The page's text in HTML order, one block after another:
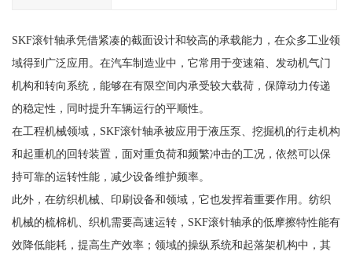
SKF滚针轴承凭借紧凑的截面设计和较高的承载能力，在众多工业领
域得到广泛应用。在汽车制造业中，它常用于变速箱、发动机气门
机构和转向系统，能够在有限空间内承受较大载荷，保障动力传递
的稳定性，同时提升车辆运行的平顺性。
在工程机械领域，SKF滚针轴承被应用于液压泵、挖掘机的行走机构
和起重机的回转装置，面对重负荷和频繁冲击的工况，依然可以保
持可靠的运转性能，减少设备维护频率。
此外，在纺织机械、印刷设备和领域，它也发挥着重要作用。纺织
机械的梳棉机、织机需要高速运转，SKF滚针轴承的低摩擦特性能有
效降低能耗，提高生产效率；领域的操纵系统和起落架机构中，其